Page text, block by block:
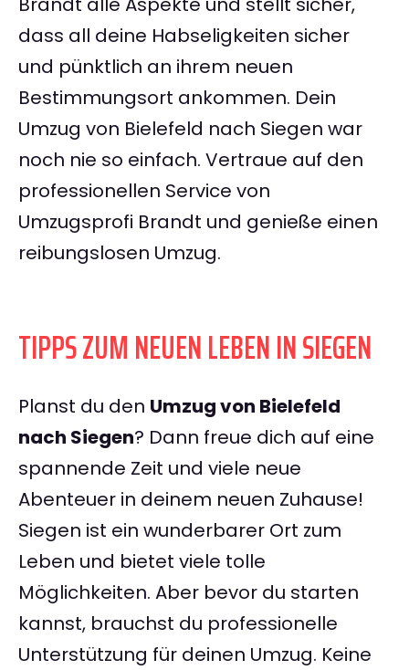
dass all deine Habseligkeiten sicher
und pünktlich an ihrem neuen
Bestimmungsort ankommen. Dein
Umzug von Bielefeld nach Siegen war
noch nie so einfach. Vertraue auf den
professionellen Service von
Umzugsprofi Brandt und genieße einen
reibungslosen Umzug.
TIPPS ZUM NEUEN LEBEN IN SIEGEN
Planst du den Umzug von Bielefeld
nach Siegen? Dann freue dich auf eine
spannende Zeit und viele neue
Abenteuer in deinem neuen Zuhause!
Siegen ist ein wunderbarer Ort zum
Leben und bietet viele tolle
Möglichkeiten. Aber bevor du starten
kannst, brauchst du professionelle
Unterstützung für deinen Umzug. Keine